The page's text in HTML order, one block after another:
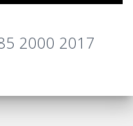
2000 2017